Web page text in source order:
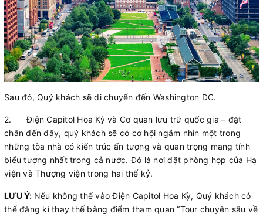
Sau đó, Quý khách sẽ di chuyển đến Washington DC.
2.Điện Capitol Hoa Kỳ và Cơ quan lưu trữ quốc gia – đặt
chân đến đây, quý khách sẽ có cơ hội ngắm nhìn một trong
những tòa nhà có kiến trúc ấn tượng và quan trọng mang tính
biểu tượng nhất trong cả nước. Đó là nơi đặt phòng họp của Hạ
viện và Thượng viện trong hai thế kỷ.
LƯU Ý: Nếu không thể vào Điện Capitol Hoa Kỳ, Quý khách có
thể đăng kí thay thế bằng điểm tham quan “Tour chuyên sâu về